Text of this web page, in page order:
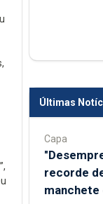
Últimas
Capa
recorde
manchete